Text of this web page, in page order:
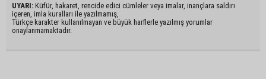
UYARI: Küfür, hakaret, rencide edici cümleler veya imalar, inançlara saldırı
içeren, imla kuralları ile yazılmamış,
Türkçe karakter kullanılmayan ve büyük harflerle yazılmış yorumlar
onaylanmamaktadır.